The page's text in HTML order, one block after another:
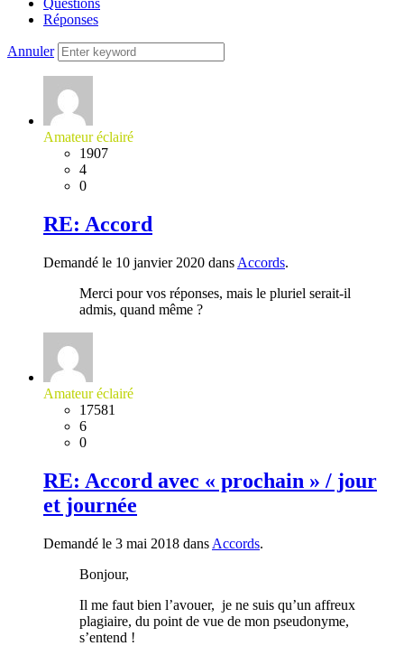
Questions
Réponses
Annuler
Amateur éclairé
1907
4
0
RE: Accord
Demandé le 10 janvier 2020 dans Accords.
Merci pour vos réponses, mais le pluriel serait-il
admis, quand même ?
Amateur éclairé
17581
6
0
RE: Accord avec « prochain » / jour
et journée
Demandé le 3 mai 2018 dans Accords.
Bonjour,
Il me faut bien l’avouer, je ne suis qu’un affreux
plagiaire, du point de vue de mon pseudonyme,
s’entend !